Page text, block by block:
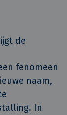
de
fenomeen
naam,
In